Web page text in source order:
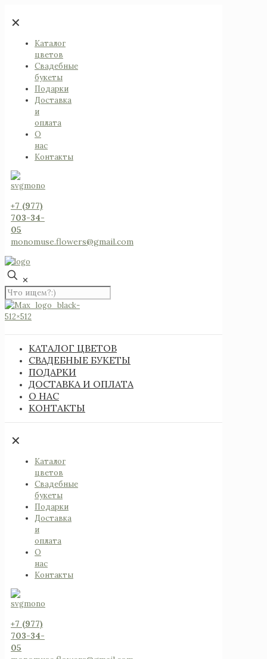
✕
Каталог
цветов
Свадебные
букеты
Подарки
Доставка
и
оплата
О
нас
Контакты
+7 (977)
703-34-
05
monomuse.flowers@gmail.com
✕
КАТАЛОГ ЦВЕТОВ
СВАДЕБНЫЕ БУКЕТЫ
ПОДАРКИ
ДОСТАВКА И ОПЛАТА
О НАС
КОНТАКТЫ
✕
Каталог
цветов
Свадебные
букеты
Подарки
Доставка
и
оплата
О
нас
Контакты
+7 (977)
703-34-
05